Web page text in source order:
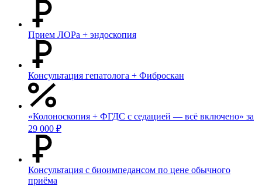
Прием ЛОРа + эндоскопия
Консультация гепатолога + Фиброскан
«Колоноскопия + ФГДС с седацией — всё включено» за
29 000 ₽
Консультация с биоимпедансом по цене обычного
приёма